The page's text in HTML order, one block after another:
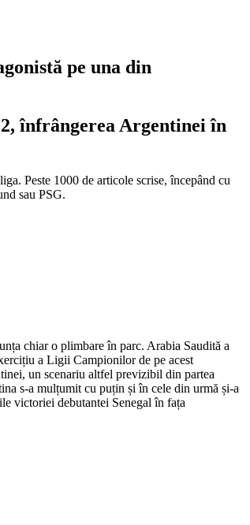
pe una din
înfrângerea Argentinei în
Peste 1000 de articole scrise, începând cu
sau PSG.
chiar o plimbare în parc. Arabia Saudită a
a Ligii Campionilor de pe acest
un scenariu altfel previzibil din partea
s-a mulțumit cu puțin și în cele din urmă și-a
victoriei debutantei Senegal în fața